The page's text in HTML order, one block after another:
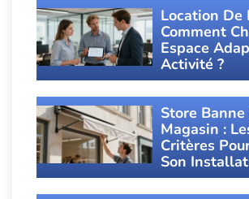
Location De
Comment
Espace
Activité ?
Store Banne
Magasin :
Critères
Son